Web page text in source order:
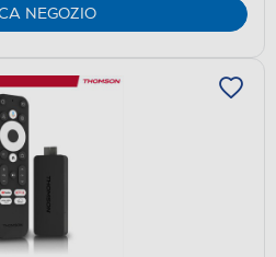
NEGOZIO